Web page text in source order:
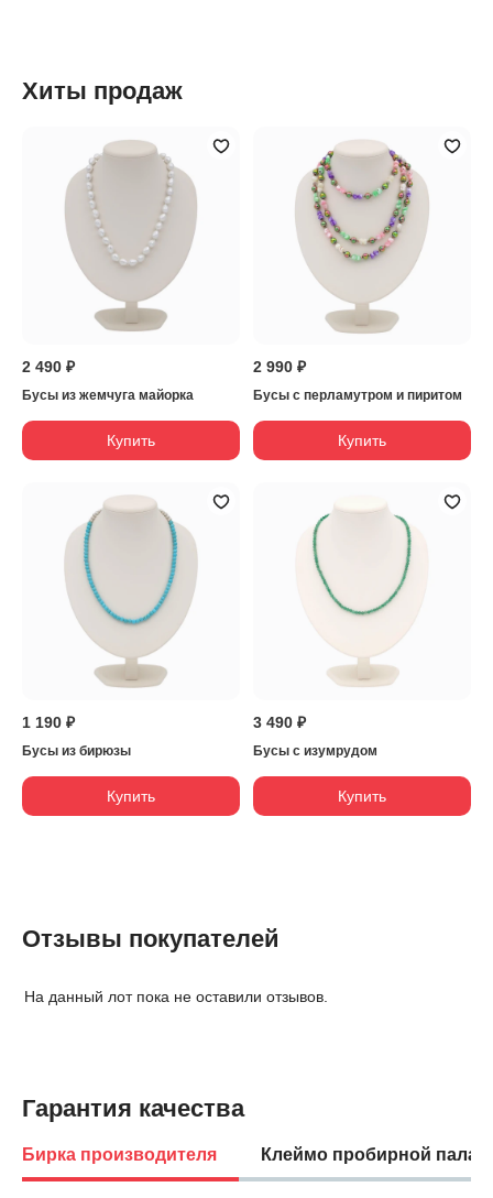
Хиты продаж
2 490 ₽
Бусы из жемчуга майорка
Купить
2 990 ₽
Бусы с перламутром и пиритом
Купить
1 190 ₽
Бусы из бирюзы
Купить
3 490 ₽
Бусы с изумрудом
Купить
Отзывы покупателей
На данный лот пока не оставили отзывов.
Гарантия качества
Бирка производителя Клеймо пробирной